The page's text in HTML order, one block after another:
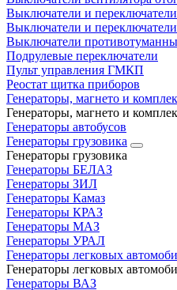
Выключатели и переключатели
Выключатели и
Выключатели
Подрулевые переключатели
Пульт управления ГМКП
Реостат щитка приборов
Генераторы, магнето и
Генераторы, магнето и
Генераторы автобусов
Генераторы грузовика
Генераторы грузовика
Генераторы БЕЛАЗ
Генераторы ЗИЛ
Генераторы Камаз
Генераторы КРАЗ
Генераторы МАЗ
Генераторы УРАЛ
Генераторы легковых
Генераторы легковых
Генераторы ВАЗ